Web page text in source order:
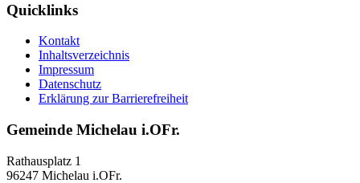
Quicklinks
Kontakt
Inhaltsverzeichnis
Impressum
Datenschutz
Erklärung zur Barrierefreiheit
Gemeinde Michelau i.OFr.
Rathausplatz 1
96247 Michelau i.OFr.